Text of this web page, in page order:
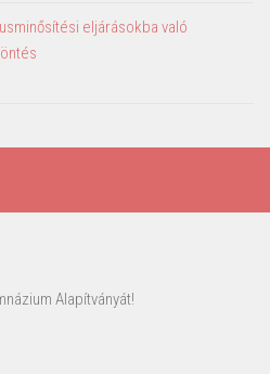
eljárásokba való
Alapítványát!